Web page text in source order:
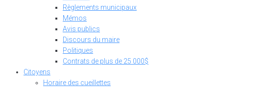
Règlements municipaux
Mémos
Avis publics
Discours du maire
Politiques
Contrats de plus de 25 000$
Citoyens
Horaire des cueillettes